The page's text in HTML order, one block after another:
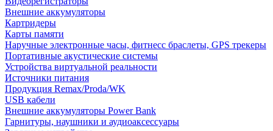
Внешние аккумуляторы
Картридеры
Карты памяти
Наручные электронные часы, фитнесс браслеты, GPS трекеры
Портативные акустические системы
Устройства виртуальной реальности
Источники питания
Продукция Remax/Proda/WK
USB кабели
Внешние аккумуляторы Power Bank
Гарнитуры, наушники и аудиоаксессуары